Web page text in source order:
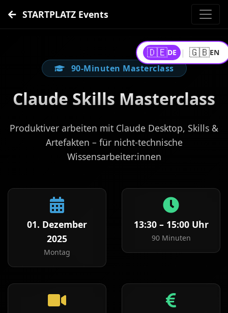
STARTPLATZ Events
90-Minuten Masterclass
Claude Skills Masterclass
Produktiver arbeiten mit Claude Desktop, Skills &
Artefakten – für nicht-technische
Wissensarbeiter:innen
01. Dezember
2025
Montag
13:30 – 15:00 Uhr
90 Minuten
🇩🇪DE | 🇬🇧EN